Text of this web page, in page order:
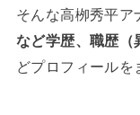
そんな高栁秀平ア
など学歴、職歴（
どプロフィールを